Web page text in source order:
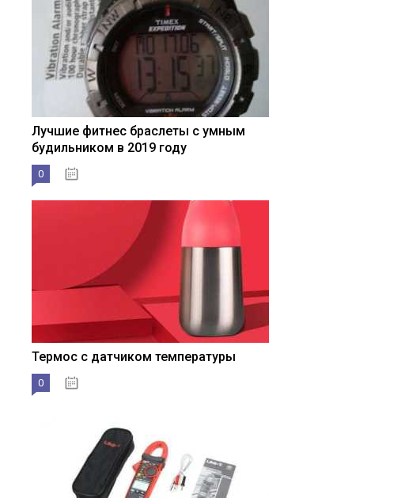
Лучшие фитнес браслеты с умным
будильником в 2019 году
0
Термос с датчиком температуры
0